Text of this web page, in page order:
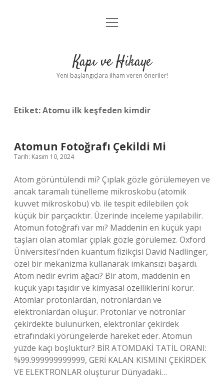
Anasayfa
Yasal Uyarı
menüyü
Kapı ve Hikaye
Yeni başlangıçlara ilham veren öneriler!
Etiket:Atomu ilk keşfeden kimdir
Atomun Fotoğrafı Çekildi Mi
Tarih: Kasım 10, 2024
Atom görüntülendi mi? Çıplak gözle görülemeyen ve
ancak taramalı tünelleme mikroskobu (atomik
kuvvet mikroskobu) vb. ile tespit edilebilen çok
küçük bir parçacıktır. Üzerinde inceleme yapılabilir.
Atomun fotoğrafı var mı? Maddenin en küçük yapı
taşları olan atomlar çıplak gözle görülemez. Oxford
Üniversitesi’nden kuantum fizikçisi David Nadlinger,
özel bir mekanizma kullanarak imkansızı başardı.
Atom nedir evrim ağacı? Bir atom, maddenin en
küçük yapı taşıdır ve kimyasal özelliklerini korur.
Atomlar protonlardan, nötronlardan ve
elektronlardan oluşur. Protonlar ve nötronlar
çekirdekte bulunurken, elektronlar çekirdek
etrafındaki yörüngelerde hareket eder. Atomun
yüzde kaçı boşluktur? BİR ATOMDAKİ TATİL ORANI:
%99.999999999999, GERİ KALAN KISMINI ÇEKİRDEK
VE ELEKTRONLAR oluşturur Dünyadaki…